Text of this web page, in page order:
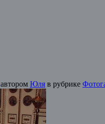
автором Юля в рубрике